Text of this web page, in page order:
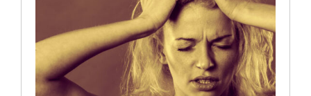
Mulighederne
kan
vælges
på
varesiden